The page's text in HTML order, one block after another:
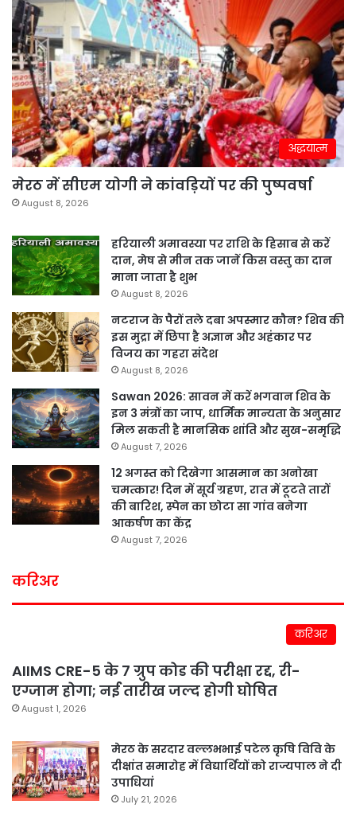
अद्धयात्म
मेरठ में सीएम योगी ने कांवड़ियों पर की पुष्पवर्षा
August 8, 2026
हरियाली अमावस्या पर राशि के हिसाब से करें
दान, मेष से मीन तक जानें किस वस्तु का दान
माना जाता है शुभ
August 8, 2026
नटराज के पैरों तले दबा अपस्मार कौन? शिव की
इस मुद्रा में छिपा है अज्ञान और अहंकार पर
विजय का गहरा संदेश
August 8, 2026
Sawan 2026: सावन में करें भगवान शिव के
इन 3 मंत्रों का जाप, धार्मिक मान्यता के अनुसार
मिल सकती है मानसिक शांति और सुख-समृद्धि
August 7, 2026
12 अगस्त को दिखेगा आसमान का अनोखा
चमत्कार! दिन में सूर्य ग्रहण, रात में टूटते तारों
की बारिश, स्पेन का छोटा सा गांव बनेगा
आकर्षण का केंद्र
August 7, 2026
करिअर
करिअर
AIIMS CRE-5 के 7 ग्रुप कोड की परीक्षा रद्द, री-
एग्जाम होगा; नई तारीख जल्द होगी घोषित
August 1, 2026
मेरठ के सरदार वल्लभभाई पटेल कृषि विवि के
दीक्षांत समारोह में विद्यार्थियों को राज्यपाल ने दी
उपाधियां
July 21, 2026